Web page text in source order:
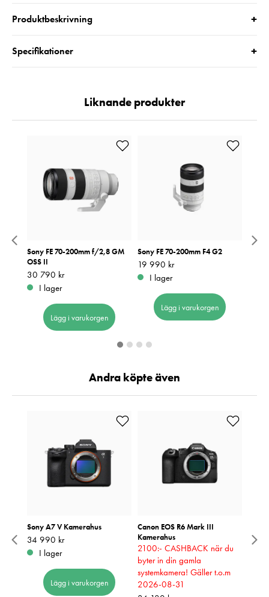
Produktbeskrivning +
Specifikationer +
Liknande produkter
Sony FE 70-200mm f/2,8 GM
OSS II
Pris :30 790 kr
30 790 kr
I lager
Lägg i varukorgen
Sony FE 70-200mm F4 G2
Pris :19 990 kr
19 990 kr
I lager
Lägg i varukorgen
Andra köpte även
Sony A7 V Kamerahus
Pris :34 990 kr
34 990 kr
I lager
Lägg i varukorgen
Canon EOS R6 Mark III
Kamerahus
2100:- CASHBACK när du
byter in din gamla
systemkamera! Gäller t.o.m
2026-08-31
Pris
1